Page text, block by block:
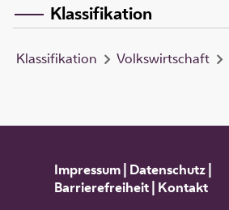
Klassifikation
Klassifikation Volkswirtschaft
Impressum| Datenschutz|
Barrierefreiheit| Kontakt